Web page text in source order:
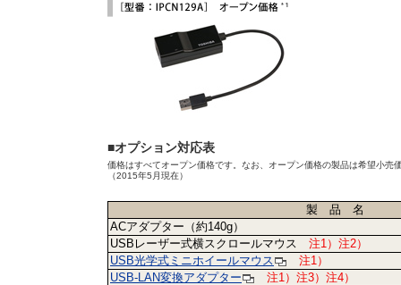
■オプション対応表
価格はすべてオープン価格です。なお、オープン価格の製品は希望小売
（2015年5月現在）
製 品 名
ACアダプター（約140g）
USBレーザー式横スクロールマウス 注1）注2）
USB光学式ミニホイールマウス
注1）
USB-LAN変換アダプター
注1） 注3）注4）